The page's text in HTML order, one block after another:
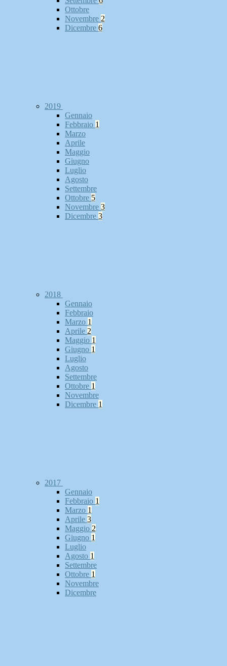
Ottobre
Novembre 2
Dicembre 6
2019
Gennaio
Febbraio 1
Marzo
Aprile
Maggio
Giugno
Luglio
Agosto
Settembre
Ottobre 5
Novembre 3
Dicembre 3
2018
Gennaio
Febbraio
Marzo 1
Aprile 2
Maggio 1
Giugno 1
Luglio
Agosto
Settembre
Ottobre 1
Novembre
Dicembre 1
2017
Gennaio
Febbraio 1
Marzo 1
Aprile 3
Maggio 2
Giugno 1
Luglio
Agosto 1
Settembre
Ottobre 1
Novembre
Dicembre